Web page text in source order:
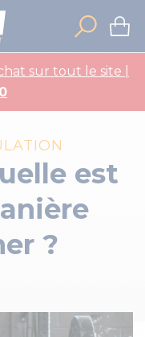
sur tout le site |
est
?